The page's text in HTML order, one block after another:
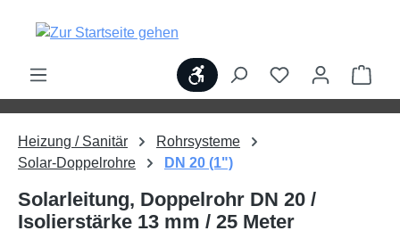
springen
Werkzeugleiste anzeigen
Heizung / Sanitär
Rohrsysteme
Solar-Doppelrohre
DN 20 (1")
Solarleitung, Doppelrohr DN 20 /
Isolierstärke 13 mm / 25 Meter